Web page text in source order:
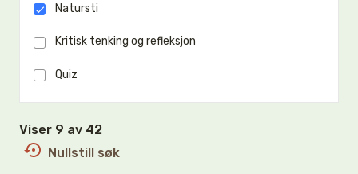
Natursti
Kritisk tenking og refleksjon
Quiz
Viser 9 av 42
Nullstill søk